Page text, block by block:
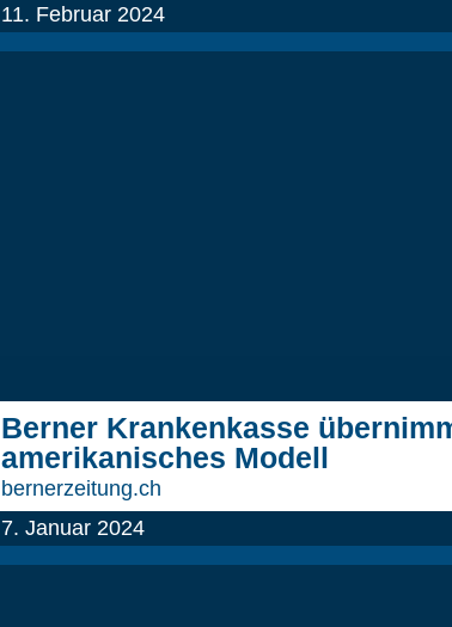
11. Februar 2024
Berner Krankenkasse
amerikanisches Modell
bernerzeitung.ch
7. Januar 2024